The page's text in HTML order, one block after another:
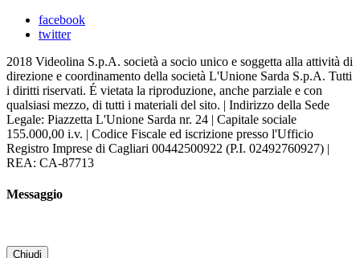
facebook
twitter
2018 Videolina S.p.A. società a socio unico e soggetta alla attività di
direzione e coordinamento della società L'Unione Sarda S.p.A. Tutti
i diritti riservati. É vietata la riproduzione, anche parziale e con
qualsiasi mezzo, di tutti i materiali del sito. | Indirizzo della Sede
Legale: Piazzetta L'Unione Sarda nr. 24 | Capitale sociale
155.000,00 i.v. | Codice Fiscale ed iscrizione presso l'Ufficio
Registro Imprese di Cagliari 00442500922 (P.I. 02492760927) |
REA: CA-87713
Messaggio
Chiudi